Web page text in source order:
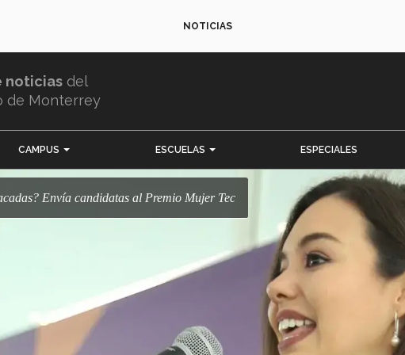
NOTICIAS
noticias del
de Monterrey
CAMPUS ESCUELAS ESPECIALES
Envía candidatas al Premio Mujer Tec